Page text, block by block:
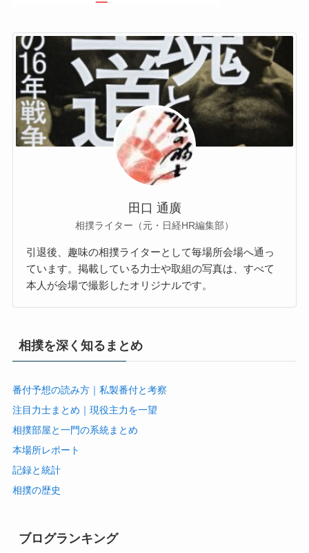
田口 通廣
相撲ライター（元・日経HR編集部）
引退後、趣味の相撲ライターとして毎場所会場へ通っ
ています。掲載している力士や取組の写真は、すべて
本人が会場で撮影したオリジナルです。
相撲を深く知るまとめ
番付予想の読み方｜私製番付と考察
注目力士まとめ｜現役主力を一望
相撲部屋と一門の系統まとめ
本場所レポート
記録と統計
相撲の歴史
ブログランキング